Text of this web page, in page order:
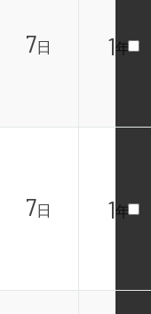
7 日 1年
7 日 1年